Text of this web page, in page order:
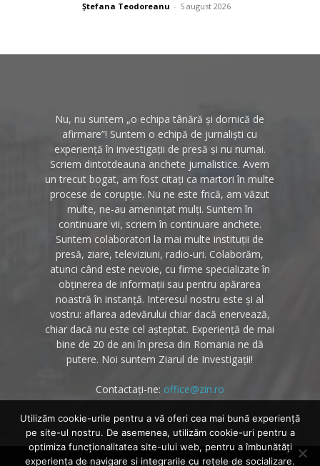
Ștefana Teodoreanu - 5 august 2026
Nu, nu suntem „o echipa tânără și dornică de
afirmare”! Suntem o echipă de jurnaliști cu
experiență în investigații de presă și nu numai.
Scriem dintotdeauna anchete jurnalistice. Avem
un trecut bogat, am fost citați ca martori în multe
procese de corupție. Nu ne este frică, am văzut
multe, ne-au amenințat mulți. Suntem în
continuare vii, scriem în continuare anchete.
Suntem colaboratori la mai multe instituții de
presă, ziare, televiziuni, radio-uri. Colaborăm,
atunci când este nevoie, cu firme specializate în
obținerea de informații sau pentru apărarea
noastră în instanță. Interesul nostru este și al
vostru: aflarea adevărului chiar dacă enervează,
chiar dacă nu este cel așteptat. Experiență de mai
bine de 20 de ani în presa din Romania ne dă
putere. Noi suntem Ziarul de Investigații!
Contactați-ne: office@zin.ro
Despre noi Politica cookies Contact
Utilizăm cookie-urile pentru a vă oferi cea mai bună experiență
pe site-ul nostru. De asemenea, utilizăm cookie-uri pentru a
optimiza funcţionalitatea site-ului web, pentru a îmbunătăţi
experienţa de navigare si integrarile cu reţele de socializare.